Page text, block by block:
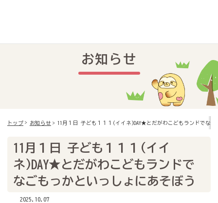
お知らせ
トップ お知らせ 11月１日 子ども１１１(イイネ)DAY★とだがわこどもランドでな
11月１日 子ども１１１(イイ
ネ)DAY★とだがわこどもランドで
なごもっかといっしょにあそぼう
2025.10.07